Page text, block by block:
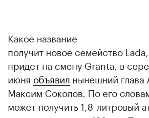
Какое название
получит новое семейство
придет на смену Granta, в
июня объявил нынешний глава
Максим Соколов. По его
может получить 1,8-литровый